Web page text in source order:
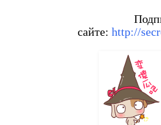
сайте: http://